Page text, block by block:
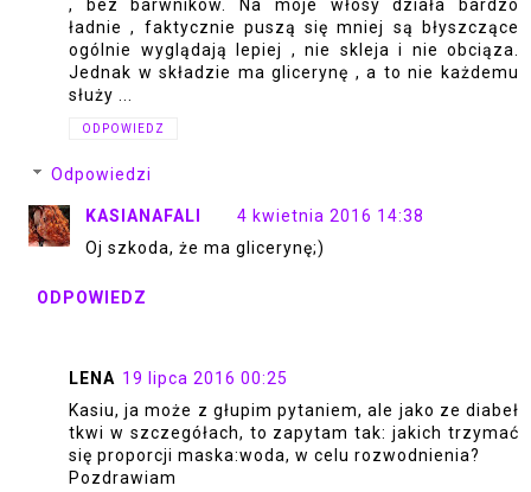
, bez barwników. Na moje włosy działa bardzo
ładnie , faktycznie puszą się mniej są błyszczące
ogólnie wyglądają lepiej , nie skleja i nie obciąza.
Jednak w składzie ma glicerynę , a to nie każdemu
służy ...
ODPOWIEDZ
Odpowiedzi
KASIANAFALI
4 kwietnia 2016 14:38
Oj szkoda, że ma glicerynę;)
ODPOWIEDZ
LENA 19 lipca 2016 00:25
Kasiu, ja może z głupim pytaniem, ale jako ze diabeł
tkwi w szczegółach, to zapytam tak: jakich trzymać
się proporcji maska:woda, w celu rozwodnienia?
Pozdrawiam